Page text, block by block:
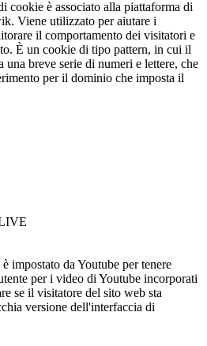
cookie è associato alla piattaforma di
Viene utilizzato per aiutare i
il comportamento dei visitatori e
È un cookie di tipo pattern, in cui il
una breve serie di numeri e lettere, che
per il dominio che imposta il
impostato da Youtube per tenere
per i video di Youtube incorporati
se il visitatore del sito web sta
versione dell'interfaccia di